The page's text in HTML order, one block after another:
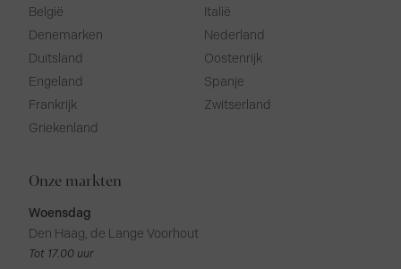
België
Denemarken
Duitsland
Engeland
Frankrijk
Griekenland
Italië
Nederland
Oostenrijk
Spanje
Zwitserland
Onze markten
Woensdag
Den Haag, de Lange Voorhout
Tot 17.00 uur